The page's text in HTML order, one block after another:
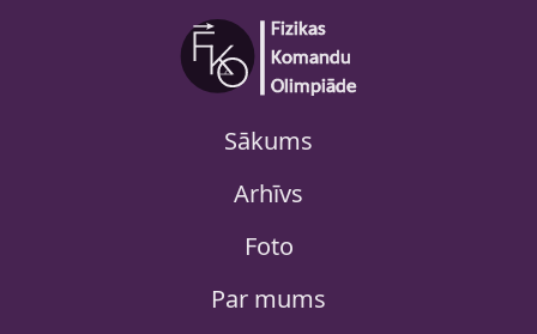
Sākums
Arhīvs
Foto
Par mums